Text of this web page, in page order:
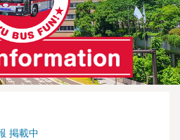
掲載中